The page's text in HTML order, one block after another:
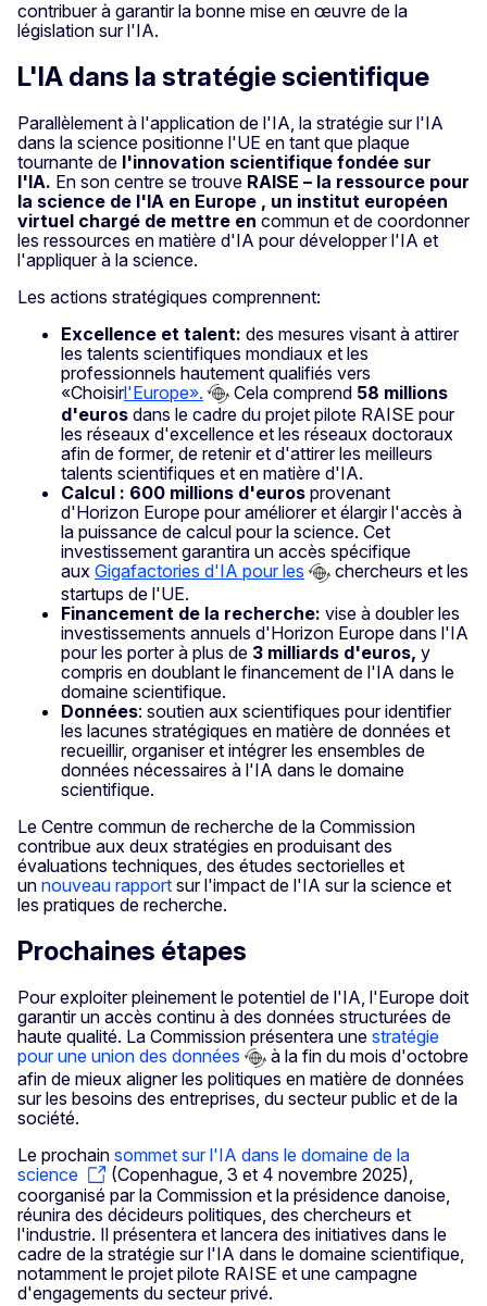
contribuer à garantir la bonne mise en œuvre de la
législation sur l'IA.
L'IA dans la stratégie scientifique
Parallèlement à l'application de l'IA, la stratégie sur l'IA
dans la science positionne l'UE en tant que plaque
tournante de l'innovation scientifique fondée sur
l'IA. En son centre se trouve RAISE – la ressource pour
la science de l'IA en Europe , un institut européen
virtuel chargé de mettre en commun et de coordonner
les ressources en matière d'IA pour développer l'IA et
l'appliquer à la science.
Les actions stratégiques comprennent:
Excellence et talent: des mesures visant à attirer
les talents scientifiques mondiaux et les
professionnels hautement qualifiés vers
«Choisirl'Europe». Cela comprend 58 millions
d'euros dans le cadre du projet pilote RAISE pour
les réseaux d'excellence et les réseaux doctoraux
afin de former, de retenir et d'attirer les meilleurs
talents scientifiques et en matière d'IA.
Calcul : 600 millions d'euros provenant
d'Horizon Europe pour améliorer et élargir l'accès à
la puissance de calcul pour la science. Cet
investissement garantira un accès spécifique
aux Gigafactories d'IA pour les
chercheurs et les
startups de l'UE.
Financement de la recherche: vise à doubler les
investissements annuels d'Horizon Europe dans l'IA
pour les porter à plus de 3 milliards d'euros, y
compris en doublant le financement de l'IA dans le
domaine scientifique.
Données: soutien aux scientifiques pour identifier
les lacunes stratégiques en matière de données et
recueillir, organiser et intégrer les ensembles de
données nécessaires à l'IA dans le domaine
scientifique.
Le Centre commun de recherche de la Commission
contribue aux deux stratégies en produisant des
évaluations techniques, des études sectorielles et
un nouveau rapport sur l'impact de l'IA sur la science et
les pratiques de recherche.
Prochaines étapes
Pour exploiter pleinement le potentiel de l'IA, l'Europe doit
garantir un accès continu à des données structurées de
haute qualité. La Commission présentera une stratégie
pour une union des données
à la fin du mois d'octobre
afin de mieux aligner les politiques en matière de données
sur les besoins des entreprises, du secteur public et de la
société.
Le prochain sommet sur l'IA dans le domaine de la
science
(Copenhague, 3 et 4 novembre 2025),
coorganisé par la Commission et la présidence danoise,
réunira des décideurs politiques, des chercheurs et
l'industrie. Il présentera et lancera des initiatives dans le
cadre de la stratégie sur l'IA dans le domaine scientifique,
notamment le projet pilote RAISE et une campagne
d'engagements du secteur privé.